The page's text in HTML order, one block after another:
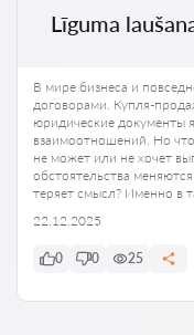
Līguma
В мире бизнеса и
договорами. Купля-
юридические документы
взаимоотношений. Но
не может или не хочет
обстоятельства
теряет смысл? Именно в
22.12.2025
0 0 25